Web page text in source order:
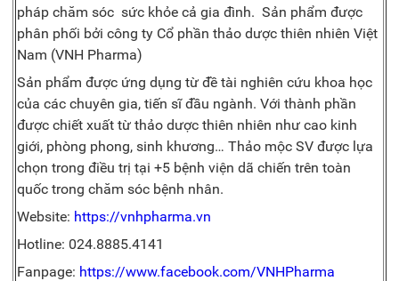
pháp chăm sóc sức khỏe cả gia đình. Sản phẩm được
phân phối bởi công ty Cổ phần thảo dược thiên nhiên Việt
Nam (VNH Pharma)
Sản phẩm được ứng dụng từ đề tài nghiên cứu khoa học
của các chuyên gia, tiến sĩ đầu ngành. Với thành phần
được chiết xuất từ thảo dược thiên nhiên như cao kinh
giới, phòng phong, sinh khương… Thảo mộc SV được lựa
chọn trong điều trị tại +5 bệnh viện dã chiến trên toàn
quốc trong chăm sóc bệnh nhân.
Website: https://vnhpharma.vn
Hotline: 024.8885.4141
Fanpage: https://www.facebook.com/VNHPharma